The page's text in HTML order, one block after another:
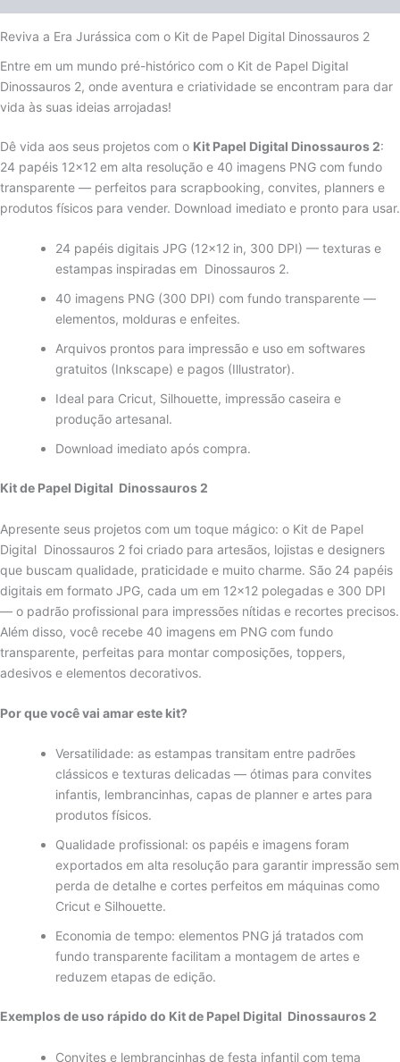
Reviva a Era Jurássica com o Kit de Papel Digital Dinossauros 2
Entre em um mundo pré-histórico com o Kit de Papel Digital
Dinossauros 2, onde aventura e criatividade se encontram para dar
vida às suas ideias arrojadas!
Dê vida aos seus projetos com o Kit Papel Digital Dinossauros 2:
24 papéis 12×12 em alta resolução e 40 imagens PNG com fundo
transparente — perfeitos para scrapbooking, convites, planners e
produtos físicos para vender. Download imediato e pronto para usar.
24 papéis digitais JPG (12×12 in, 300 DPI) — texturas e
estampas inspiradas em Dinossauros 2.
40 imagens PNG (300 DPI) com fundo transparente —
elementos, molduras e enfeites.
Arquivos prontos para impressão e uso em softwares
gratuitos (Inkscape) e pagos (Illustrator).
Ideal para Cricut, Silhouette, impressão caseira e
produção artesanal.
Download imediato após compra.
Kit de Papel Digital Dinossauros 2
Apresente seus projetos com um toque mágico: o Kit de Papel
Digital Dinossauros 2 foi criado para artesãos, lojistas e designers
que buscam qualidade, praticidade e muito charme. São 24 papéis
digitais em formato JPG, cada um em 12×12 polegadas e 300 DPI
— o padrão profissional para impressões nítidas e recortes precisos.
Além disso, você recebe 40 imagens em PNG com fundo
transparente, perfeitas para montar composições, toppers,
adesivos e elementos decorativos.
Por que você vai amar este kit?
Versatilidade: as estampas transitam entre padrões
clássicos e texturas delicadas — ótimas para convites
infantis, lembrancinhas, capas de planner e artes para
produtos físicos.
Qualidade profissional: os papéis e imagens foram
exportados em alta resolução para garantir impressão sem
perda de detalhe e cortes perfeitos em máquinas como
Cricut e Silhouette.
Economia de tempo: elementos PNG já tratados com
fundo transparente facilitam a montagem de artes e
reduzem etapas de edição.
Exemplos de uso rápido do Kit de Papel Digital Dinossauros 2
Convites e lembrancinhas de festa infantil com tema